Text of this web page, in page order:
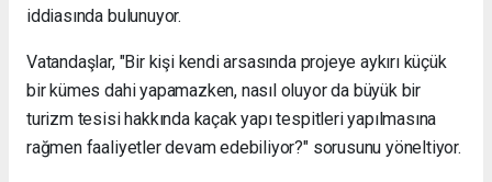
iddiasında bulunuyor.
Vatandaşlar, "Bir kişi kendi arsasında projeye aykırı küçük
bir kümes dahi yapamazken, nasıl oluyor da büyük bir
turizm tesisi hakkında kaçak yapı tespitleri yapılmasına
rağmen faaliyetler devam edebiliyor?" sorusunu yöneltiyor.